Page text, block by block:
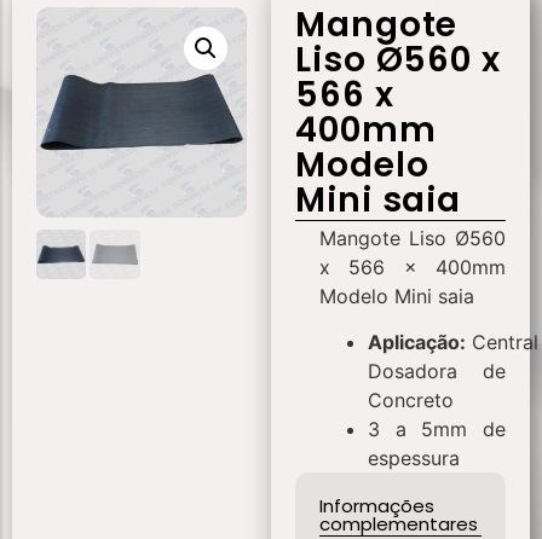
Mangote
Liso Ø560 x
566 x
400mm
Modelo
Mini saia
Mangote Liso Ø560
x 566 x 400mm
Modelo Mini saia
Aplicação: Central
Dosadora de
Concreto
3 a 5mm de
espessura
Informações
complementares